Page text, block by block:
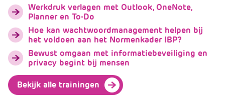
Werkdruk verlagen met Outlook, OneNote,
Planner en To-Do
Hoe kan wachtwoordmanagement helpen bij
het voldoen aan het Normenkader IBP?
Bewust omgaan met informatiebeveiliging en
privacy begint bij mensen
Bekijk alle trainingen